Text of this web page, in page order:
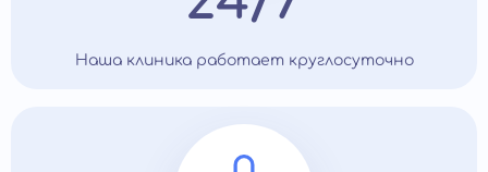
Наша клиника работает круглосуточно